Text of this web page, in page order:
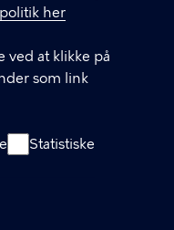
her
ved at klikke på
som link
Statistiske